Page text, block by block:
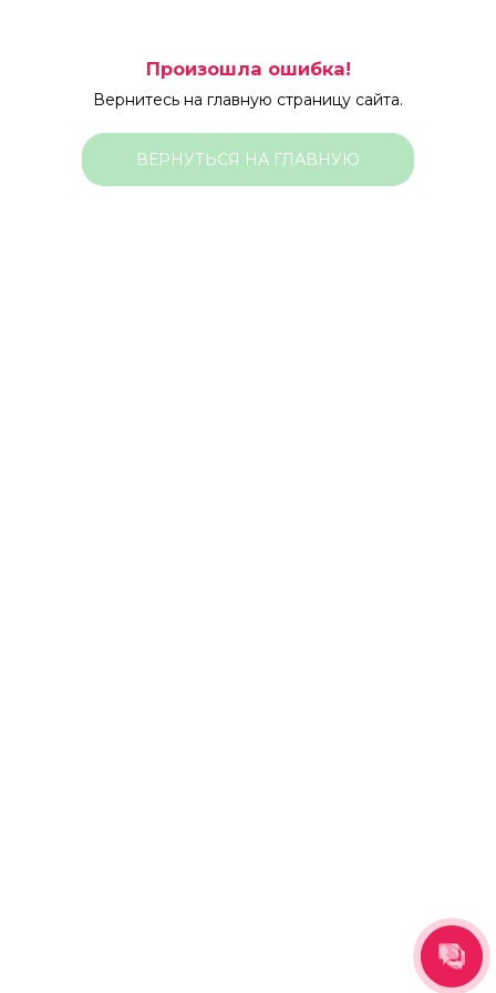
Произошла ошибка!
Вернитесь на главную страницу сайта.
ВЕРНУТЬСЯ НА ГЛАВНУЮ